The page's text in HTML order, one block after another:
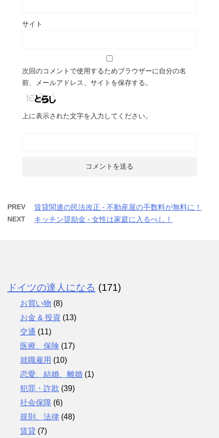
サイト
次回のコメントで使用するためブラウザーに自分の名
前、メールアドレス、サイトを保存する。
上に表示された文字を入力してください。
PREV 賃貸関連の民法改正 - 不動産屋の手数料が無料に！
NEXT キッチン奨励金 - 女性は家庭に入るべし！
ドイツの達人になる (171)
お買い物 (8)
お金 & 投資 (13)
交通 (11)
医療、保険 (17)
就職雇用 (10)
恋愛、結婚、離婚 (1)
犯罪・詐欺 (39)
社会保障 (6)
規則、法律 (48)
賃貸 (7)